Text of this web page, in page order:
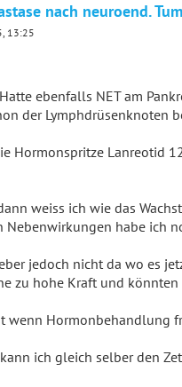
nach neuroend.
13:25
ebenfalls NET am
der Lymphdrüsenknoten
Hormonspritze Lanreotid
weiss ich wie das
Nebenwirkungen habe ich
jedoch nicht da wo es
zu hohe Kraft und
wenn Hormonbehandlung
ich gleich selber den